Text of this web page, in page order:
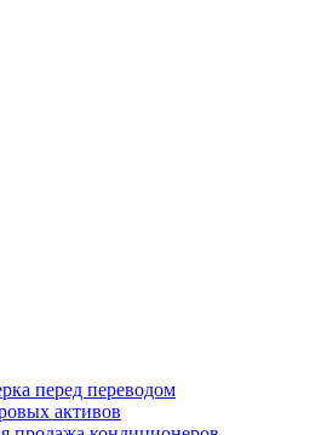
перед переводом
активов